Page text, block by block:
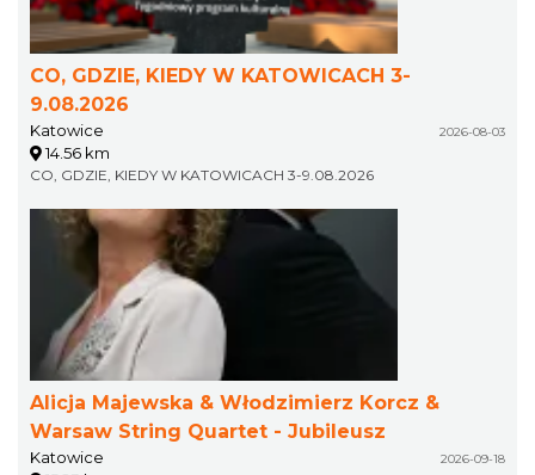
CO, GDZIE, KIEDY W KATOWICACH 3-
9.08.2026
Katowice 2026-08-03
14.56 km
CO, GDZIE, KIEDY W KATOWICACH 3-9.08.2026
Alicja Majewska & Włodzimierz Korcz &
Warsaw String Quartet - Jubileusz
Katowice 2026-09-18